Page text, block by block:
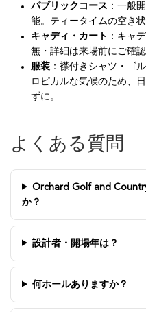
パブリックコース ：一般
能。ティータイムの空き
キャディ・カート ：キャ
無・詳細は来場前にご確認
服装 ：襟付きシャツ・ゴ
ロピカルな気候のため、
ずに。
よくある質問
Orchard Golf and
か？
設計者・開場年は？
何ホールありますか？